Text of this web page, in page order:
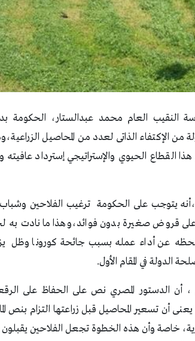
النقيب العام محمد عبدالستار، الحكومة
الإكتفاء الذاتى لعدد من المحاصيل
القطاع الحيوي والإستراتيجي إسترداد
يتوجب على الحكومة ترغيب الفلاحين
على قروض صغيرة بدون فوائد،وهذا ما نادت به
لحظه عن أداء عمله بسبب جائحة كورونا وظل
الدولة في المقام الأول.
أن الدستور المصري نص على الحفاظ على
وأن هذه الخطوة تجعل الفلاحين يقبلون